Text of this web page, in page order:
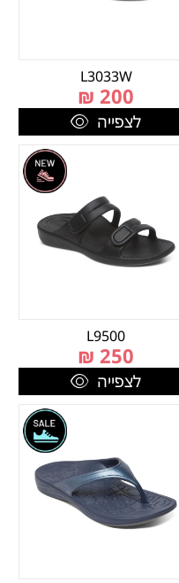
L3033W
200
₪
לצפייה
L9500
250
₪
לצפייה